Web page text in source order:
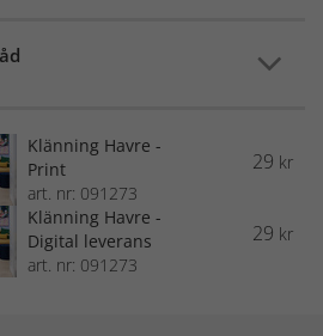
Klänning Havre -
Print
art. nr: 091273
29 kr
Klänning Havre -
Digital leverans
art. nr: 091273
29 kr